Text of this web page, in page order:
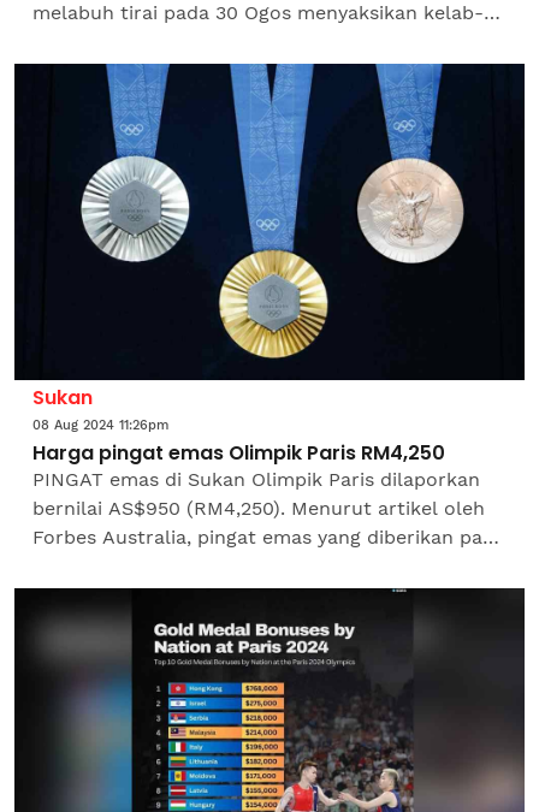
melabuh tirai pada 30 Ogos menyaksikan kelab-
menandatangani pemain baharu...
Sukan
08 Aug 2024 11:26pm
Harga pingat emas Olimpik Paris RM4,250
PINGAT emas di Sukan Olimpik Paris dilaporkan
bernilai AS$950 (RM4,250). Menurut artikel oleh
Forbes Australia, pingat emas yang diberikan pada
pingat...